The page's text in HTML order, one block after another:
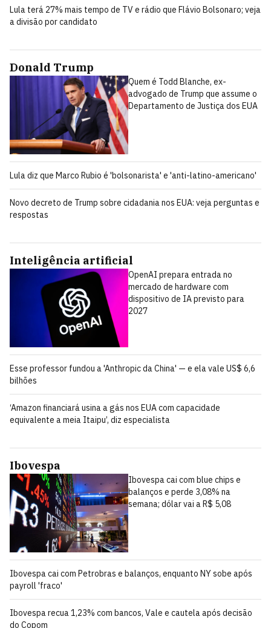
Lula terá 27% mais tempo de TV e rádio que Flávio Bolsonaro; veja
a divisão por candidato
Donald Trump
Quem é Todd Blanche, ex-
advogado de Trump que assume o
Departamento de Justiça dos EUA
Lula diz que Marco Rubio é 'bolsonarista' e 'anti-latino-americano'
Novo decreto de Trump sobre cidadania nos EUA: veja perguntas e
respostas
Inteligência artificial
OpenAI prepara entrada no
mercado de hardware com
dispositivo de IA previsto para
2027
Esse professor fundou a 'Anthropic da China' — e ela vale US$ 6,6
bilhões
‘Amazon financiará usina a gás nos EUA com capacidade
equivalente a meia Itaipu’, diz especialista
Ibovespa
Ibovespa cai com blue chips e
balanços e perde 3,08% na
semana; dólar vai a R$ 5,08
Ibovespa cai com Petrobras e balanços, enquanto NY sobe após
payroll 'fraco'
Ibovespa recua 1,23% com bancos, Vale e cautela após decisão
do Copom